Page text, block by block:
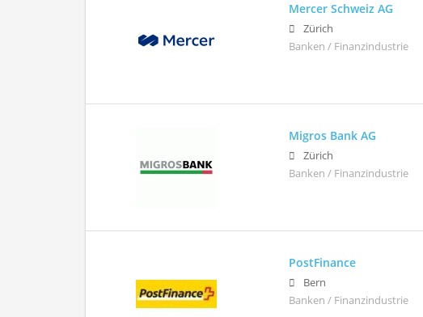
Mercer Schweiz AG
Zürich
Banken / Finanzindustrie
Migros Bank AG
Zürich
Banken / Finanzindustrie
PostFinance
Bern
Banken / Finanzindustrie